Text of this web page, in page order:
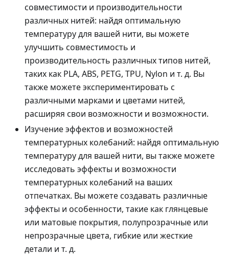
совместимости и производительности
различных нитей: найдя оптимальную
температуру для вашей нити, вы можете
улучшить совместимость и
производительность различных типов нитей,
таких как PLA, ABS, PETG, TPU, Nylon и т. д. Вы
также можете экспериментировать с
различными марками и цветами нитей,
расширяя свои возможности и возможности.
Изучение эффектов и возможностей
температурных колебаний: найдя оптимальную
температуру для вашей нити, вы также можете
исследовать эффекты и возможности
температурных колебаний на ваших
отпечатках. Вы можете создавать различные
эффекты и особенности, такие как глянцевые
или матовые покрытия, полупрозрачные или
непрозрачные цвета, гибкие или жесткие
детали и т. д.